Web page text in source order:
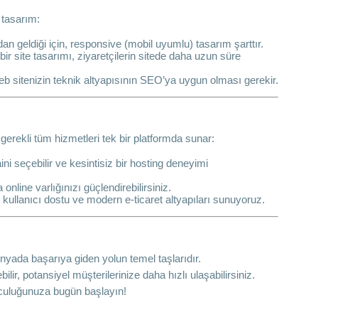
geldiği için, responsive (mobil uyumlu) tasarım şarttır.
site tasarımı, ziyaretçilerin sitede daha uzun süre
sitenizin teknik altyapısının SEO’ya uygun olması gerekir.
tüm hizmetleri tek bir platformda sunar:
seçebilir ve kesintisiz bir hosting deneyimi
varlığınızı güçlendirebilirsiniz.
dostu ve modern e-ticaret altyapıları sunuyoruz.
başarıya giden yolun temel taşlarıdır.
potansiyel müşterilerinize daha hızlı ulaşabilirsiniz.
bugün başlayın!